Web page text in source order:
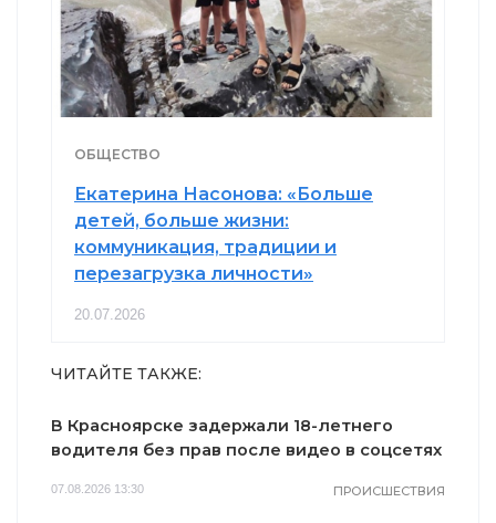
ОБЩЕСТВО
Екатерина Насонова: «Больше
детей, больше жизни:
коммуникация, традиции и
перезагрузка личности»
20.07.2026
ЧИТАЙТЕ ТАКЖЕ:
В Красноярске задержали 18-летнего
водителя без прав после видео в соцсетях
07.08.2026 13:30 ПРОИСШЕСТВИЯ